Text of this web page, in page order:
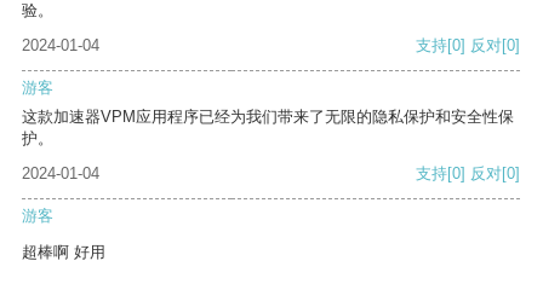
验。
2024-01-04
支持[0] 反对[0]
游客
这款加速器VPM应用程序已经为我们带来了无限的隐私保护和安全性保
护。
2024-01-04
支持[0] 反对[0]
游客
超棒啊 好用